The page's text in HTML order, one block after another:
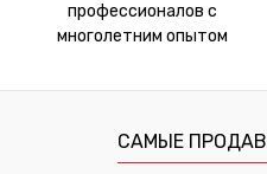
профессионалов с
многолетним опытом
САМЫЕ